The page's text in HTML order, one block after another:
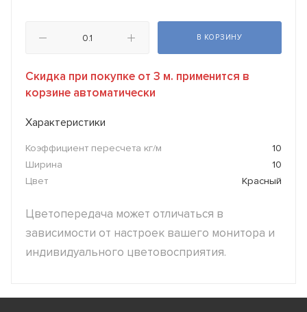
В КОРЗИНУ
Скидка при покупке от 3 м. применится в
корзине автоматически
Характеристики
Коэффициент пересчета кг/м
10
Ширина
10
Цвет
Красный
Цветопередача может отличаться в
зависимости от настроек вашего монитора и
индивидуального цветовосприятия.